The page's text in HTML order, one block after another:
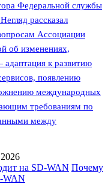
Федеральной службы
рассказал
Ассоциации
об изменениях,
к развитию
появлению
международных
требованиям по
между
Почему
WAN